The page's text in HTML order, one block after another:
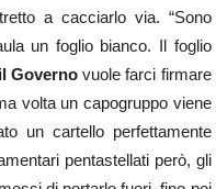
a cacciarlo via. “Sono
un foglio bianco. Il foglio
Governo vuole farci firmare
volta un capogruppo viene
un cartello perfettamente
pentastellati però, gli